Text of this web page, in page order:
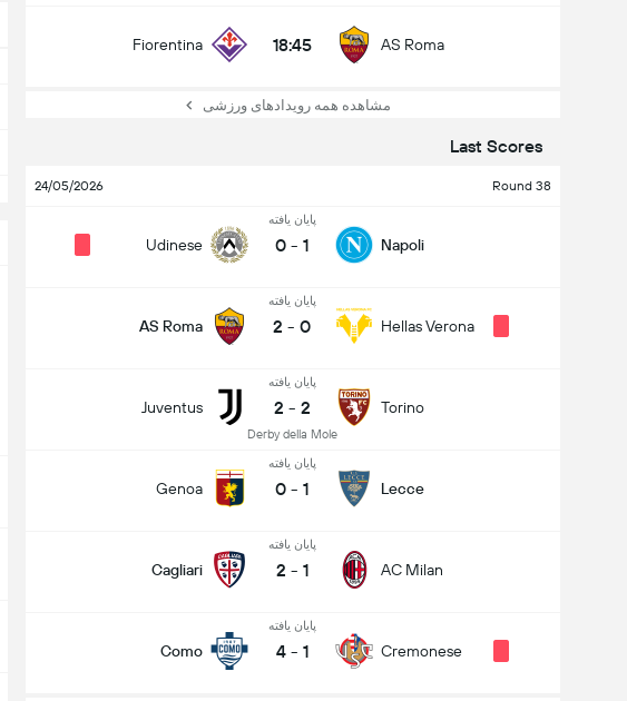
AS Roma
18:45
Fiorentina
مشاهده همه رویدادهای ورزشی
Last Scores
Round 38
24/05/2026
Napoli
پایان یافته
1
-
0
Udinese
Hellas Verona
پایان یافته
0
-
2
AS Roma
Torino
پایان یافته
2
-
2
Derby della Mole
Juventus
Lecce
پایان یافته
1
-
0
Genoa
AC Milan
پایان یافته
1
-
2
Cagliari
Cremonese
پایان یافته
1
-
4
Como